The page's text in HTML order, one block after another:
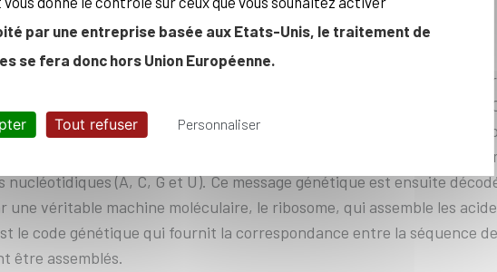
protéines
vivantes, dont celles de notre organisme, se déroule le processus de
protéines » explique Emmanuelle Schmitt, l’actuelle directrice du
elles remplissent la plupart des fonctions cellulaires, comme
première étape de ce processus consiste en la copie de l’ADN en
nucléotidiques (A, C, G et U). Ce message génétique est ensuite
une véritable machine moléculaire, le ribosome, qui assemble les
le code génétique qui fournit la correspondance entre la séquence
être assemblés.
par une entreprise basée aux Etats-Unis, le traitement de
se fera donc hors Union Européenne.
Tout refuser Personnaliser